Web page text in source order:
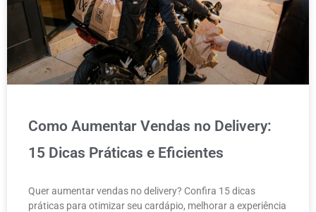
Como Aumentar Vendas no Delivery:
15 Dicas Práticas e Eficientes
Quer aumentar vendas no delivery? Confira 15 dicas
práticas para otimizar seu cardápio, melhorar a experiência